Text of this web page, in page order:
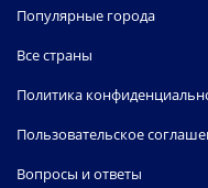
Популярные города
Все страны
Политика
Пользовательское
Вопросы и ответы